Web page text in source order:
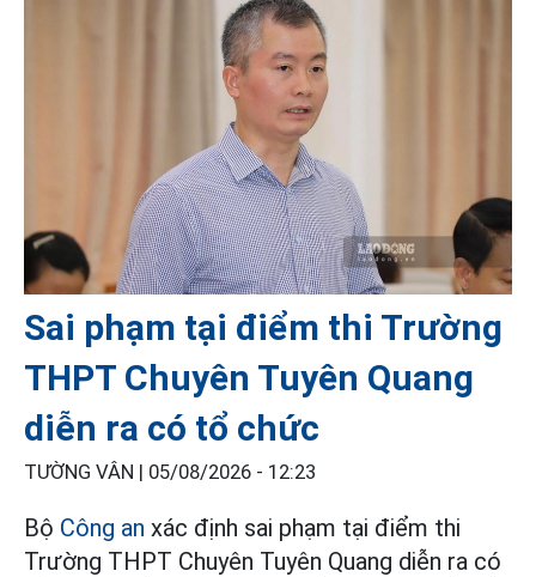
Sai phạm tại điểm thi Trường
THPT Chuyên Tuyên Quang
diễn ra có tổ chức
TƯỜNG VÂN | 05/08/2026 - 12:23
Bộ Công an xác định sai phạm tại điểm thi
Trường THPT Chuyên Tuyên Quang diễn ra có